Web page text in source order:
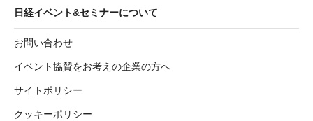
日経イベント&セミナーについて
お問い合わせ
イベント協賛をお考えの企業の方へ
サイトポリシー
クッキーポリシー